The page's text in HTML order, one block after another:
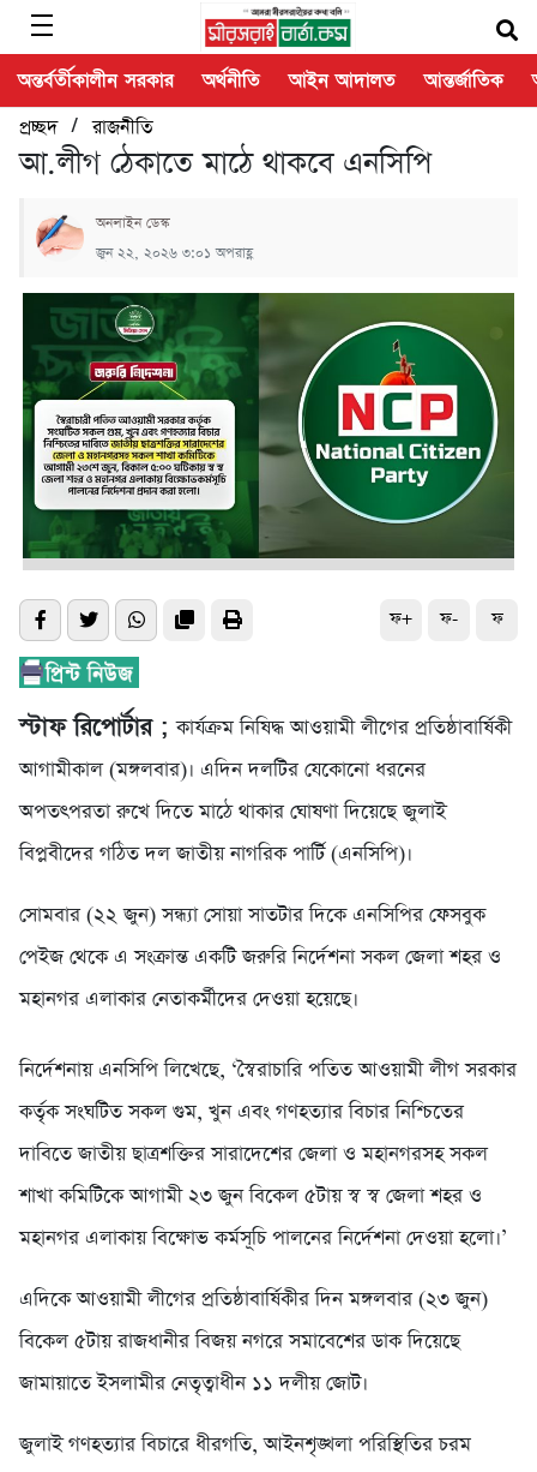
অন্তর্বর্তীকালীন সরকার অর্থনীতি আইন আদালত আন্তর্জাতিক
প্রচ্ছদ/রাজনীতি
আ.লীগ ঠেকাতে মাঠে থাকবে এনসিপি
অনলাইন ডেস্ক
জুন ২২, ২০২৬ ৩:০১ অপরাহ্ণ
ফ+ ফ- ফ
স্টাফ রিপোর্টার ;কার্যক্রম নিষিদ্ধ আওয়ামী লীগের প্রতিষ্ঠাবার্ষিকী
আগামীকাল (মঙ্গলবার)। এদিন দলটির যেকোনো ধরনের
অপতৎপরতা রুখে দিতে মাঠে থাকার ঘোষণা দিয়েছে জুলাই
বিপ্লবীদের গঠিত দল জাতীয় নাগরিক পার্টি (এনসিপি)।
সোমবার (২২ জুন) সন্ধ্যা সোয়া সাতটার দিকে এনসিপির ফেসবুক
পেইজ থেকে এ সংক্রান্ত একটি জরুরি নির্দেশনা সকল জেলা শহর ও
মহানগর এলাকার নেতাকর্মীদের দেওয়া হয়েছে।
নির্দেশনায় এনসিপি লিখেছে, ‘স্বৈরাচারি পতিত আওয়ামী লীগ সরকার
কর্তৃক সংঘটিত সকল গুম, খুন এবং গণহত্যার বিচার নিশ্চিতের
দাবিতে জাতীয় ছাত্রশক্তির সারাদেশের জেলা ও মহানগরসহ সকল
শাখা কমিটিকে আগামী ২৩ জুন বিকেল ৫টায় স্ব স্ব জেলা শহর ও
মহানগর এলাকায় বিক্ষোভ কর্মসূচি পালনের নির্দেশনা দেওয়া হলো।’
এদিকে আওয়ামী লীগের প্রতিষ্ঠাবার্ষিকীর দিন মঙ্গলবার (২৩ জুন)
বিকেল ৫টায় রাজধানীর বিজয় নগরে সমাবেশের ডাক দিয়েছে
জামায়াতে ইসলামীর নেতৃত্বাধীন ১১ দলীয় জোট।
জুলাই গণহত্যার বিচারে ধীরগতি, আইনশৃঙ্খলা পরিস্থিতির চরম